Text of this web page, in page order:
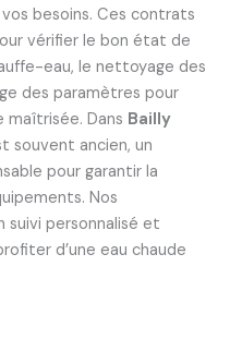
besoins. Ces contrats
vérifier le bon état de
eau, le nettoyage des
des paramètres pour
Dans Bailly
souvent ancien, un
pour garantir la
Nos
suivi personnalisé et
d’une eau chaude